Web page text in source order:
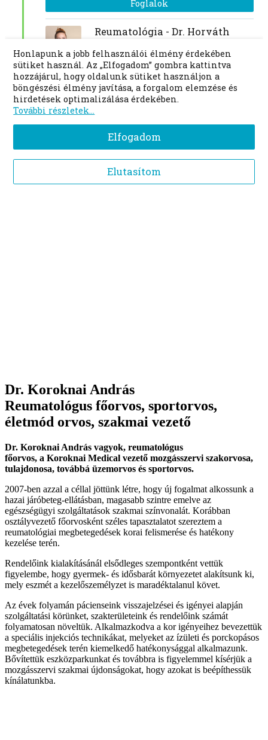
Dr. Koroknai András
Reumatológus főorvos, sportorvos,
életmód orvos, szakmai vezető
Dr. Koroknai András vagyok, reumatológus
főorvos, a Koroknai Medical vezető mozgásszervi szakorvosa,
tulajdonosa, továbbá üzemorvos és sportorvos.
2007-ben azzal a céllal jöttünk létre, hogy új fogalmat alkossunk a
hazai járóbeteg-ellátásban, magasabb szintre emelve az
egészségügyi szolgáltatások szakmai színvonalát. Korábban
osztályvezető főorvosként széles tapasztalatot szereztem a
reumatológiai megbetegedések korai felismerése és hatékony
kezelése terén.
Rendelőink kialakításánál elsődleges szempontként vettük
figyelembe, hogy gyermek- és idősbarát környezetet alakítsunk ki,
mely eszmét a kezelőszemélyzet is maradéktalanul követ.
Az évek folyamán pácienseink visszajelzései és igényei alapján
szolgáltatási körünket, szakterületeink és rendelőink számát
folyamatosan növeltük. Alkalmazkodva a kor igényeihez bevezettük
a speciális injekciós technikákat, melyeket az ízületi és porckopásos
megbetegedések terén kiemelkedő hatékonysággal alkalmazunk.
Bővítettük eszközparkunkat és továbbra is figyelemmel kísérjük a
mozgásszervi szakmai újdonságokat, hogy azokat is beépíthessük
kínálatunkba.